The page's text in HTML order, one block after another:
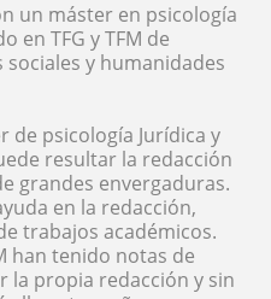
un máster en psicología
en TFG y TFM de
y humanidades
de psicología Jurídica y
resultar la redacción
grandes envergaduras.
en la redacción,
trabajos académicos.
han tenido notas de
la propia redacción y sin